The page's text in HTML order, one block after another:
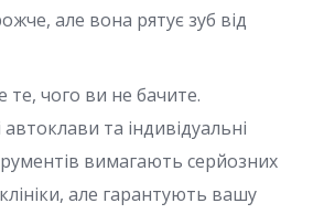
але вона рятує зуб від
те, чого ви не бачите.
та індивідуальні
вимагають серйозних
але гарантують вашу